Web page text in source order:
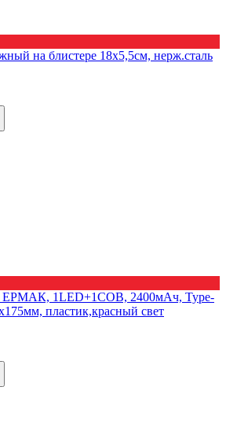
на блистере 18х5,5см, нерж.сталь
ЕРМАК, 1LED+1COB, 2400мАч, Type-
пластик,красный свет